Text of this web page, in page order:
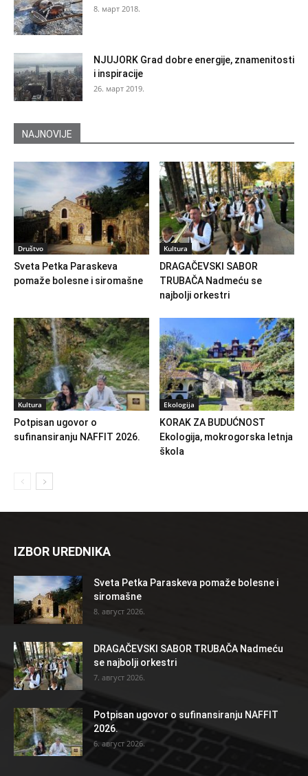
8. март 2018.
NJUJORK Grad dobre energije, znamenitosti
i inspiracije
26. март 2019.
NAJNOVIJE
Društvo
Sveta Petka Paraskeva
pomaže bolesne i siromašne
Kultura
DRAGAČEVSKI SABOR
TRUBAČA Nadmeću se
najbolji orkestri
Kultura
Potpisan ugovor o
sufinansiranju NAFFIT 2026.
Ekologija
KORAK ZA BUDUĆNOST
Ekologija, mokrogorska letnja
škola
IZBOR UREDNIKA
Sveta Petka Paraskeva pomaže bolesne i
siromašne
8. август 2026.
DRAGAČEVSKI SABOR TRUBAČA Nadmeću
se najbolji orkestri
7. август 2026.
Potpisan ugovor o sufinansiranju NAFFIT
2026.
6. август 2026.